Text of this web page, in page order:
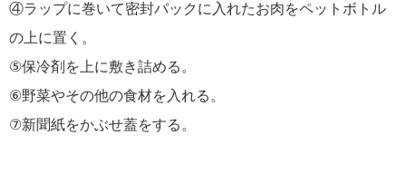
④ラップに巻いて密封パックに入れたお肉をペットボトル
の上に置く。
⑤保冷剤を上に敷き詰める。
⑥野菜やその他の食材を入れる。
⑦新聞紙をかぶせ蓋をする。